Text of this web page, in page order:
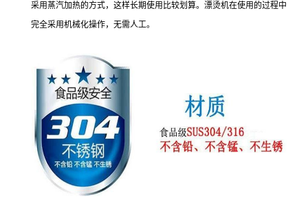
采用蒸汽加热的方式，这样长期使用比较划算。漂烫机在使用的过程中
完全采用机械化操作，无需人工。